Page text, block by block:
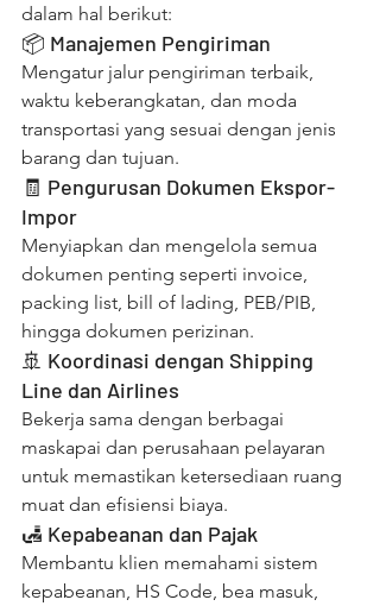
dalam hal berikut:
📦 Manajemen Pengiriman
Mengatur jalur pengiriman terbaik,
waktu keberangkatan, dan moda
transportasi yang sesuai dengan jenis
barang dan tujuan.
🧾 Pengurusan Dokumen Ekspor-
Impor
Menyiapkan dan mengelola semua
dokumen penting seperti invoice,
packing list, bill of lading, PEB/PIB,
hingga dokumen perizinan.
🚢 Koordinasi dengan Shipping
Line dan Airlines
Bekerja sama dengan berbagai
maskapai dan perusahaan pelayaran
untuk memastikan ketersediaan ruang
muat dan efisiensi biaya.
🛃 Kepabeanan dan Pajak
Membantu klien memahami sistem
kepabeanan, HS Code, bea masuk,